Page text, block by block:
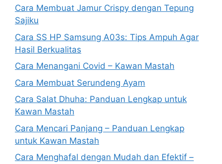
Cara Membuat Jamur Crispy dengan Tepung
Sajiku
Cara SS HP Samsung A03s: Tips Ampuh Agar
Hasil Berkualitas
Cara Menangani Covid – Kawan Mastah
Cara Membuat Serundeng Ayam
Cara Salat Dhuha: Panduan Lengkap untuk
Kawan Mastah
Cara Mencari Panjang – Panduan Lengkap
untuk Kawan Mastah
Cara Menghafal dengan Mudah dan Efektif –